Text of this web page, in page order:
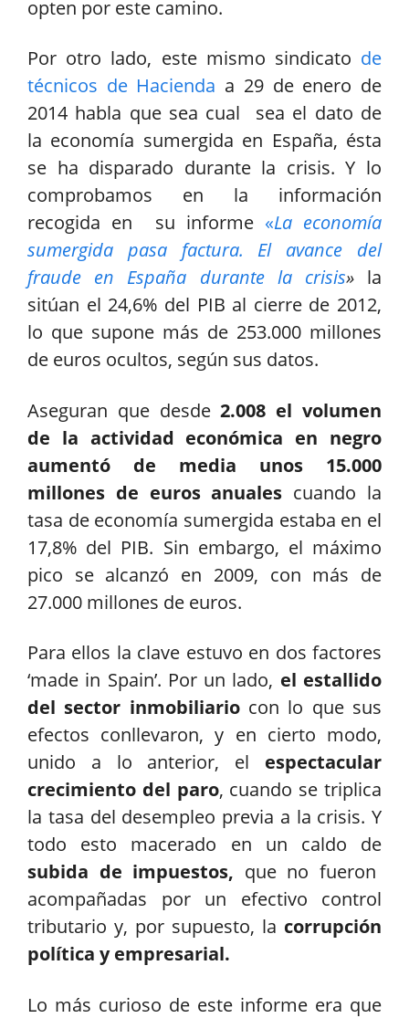
opten por este camino.
Por otro lado, este mismo sindicato de
técnicos de Hacienda a 29 de enero de
2014 habla que sea cual sea el dato de
la economía sumergida en España, ésta
se ha disparado durante la crisis. Y lo
comprobamos en la información
recogida en su informe «La economía
sumergida pasa factura. El avance del
fraude en España durante la crisis» la
sitúan el 24,6% del PIB al cierre de 2012,
lo que supone más de 253.000 millones
de euros ocultos, según sus datos.
Aseguran que desde2.008 el volumen
de la actividad económica en negro
aumentó de media unos 15.000
millones de euros anuales cuando la
tasa de economía sumergida estaba en el
17,8% del PIB. Sin embargo, el máximo
pico se alcanzó en 2009, con más de
27.000 millones de euros.
Para ellos la clave estuvo en dos factores
‘made in Spain’. Por un lado, el estallido
del sector inmobiliariocon lo que sus
efectos conllevaron, y en cierto modo,
unido a lo anterior, el espectacular
crecimiento del paro, cuando se triplica
la tasa del desempleo previa a la crisis. Y
todo esto macerado en un caldo de
subida de impuestos, que no fueron
acompañadas por un efectivo control
tributario y, por supuesto, la corrupción
política y empresarial.
Lo más curioso de este informe era que